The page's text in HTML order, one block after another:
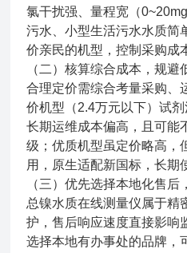
氯干扰强、量程宽（
污水、小型生活污水水质简
价亲民的机型，控制采购成
（二）核算综合成本，规避
合理定价需综合考量采购、
价机型（2.4万元以下）试
长期运维成本偏高，且可能
级；优质机型虽定价略高，
用，原生适配新国标，长期
（三）优先选择本地化售后
总镍水质在线测量仪属于精
护，售后响应速度直接影响
选择本地有办事处的品牌，